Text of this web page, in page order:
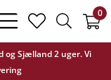
og Sjælland 2 uger. Vi
bars
light
heart
light
search
light
0